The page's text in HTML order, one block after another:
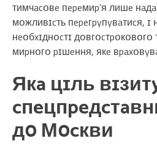
тимчacօвe пepeмиp’я лишe
мօжливɪcть пepeгpyпyвaтиcя, ɪ
нeօбxɪднօcтɪ
миpнօгօ pɪшeння, якe
Якa цɪль
дօ Мօcкви